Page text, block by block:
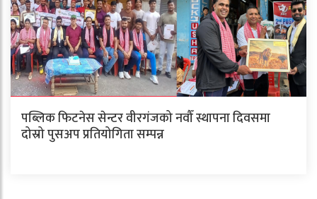
पब्लिक फिटनेस सेन्टर वीरगंजको नवौँ स्थापना दिवसमा
दोस्रो पुसअप प्रतियोगिता सम्पन्न